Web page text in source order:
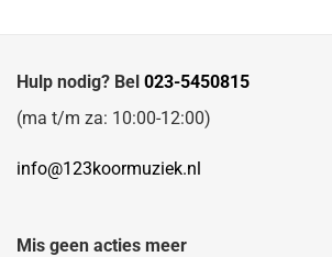
Hulp nodig? Bel 023-5450815
(ma t/m za: 10:00-12:00)
info@123koormuziek.nl
Mis geen acties meer